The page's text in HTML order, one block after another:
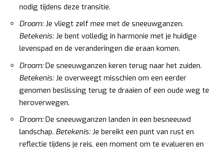
nodig tijdens deze transitie.
Droom:Je vliegt zelf mee met de sneeuwganzen.
Betekenis:Je bent volledig in harmonie met je huidige
levenspad en de veranderingen die eraan komen.
Droom:De sneeuwganzen keren terug naar het zuiden.
Betekenis:Je overweegt misschien om een eerder
genomen beslissing terug te draaien of een oude weg te
heroverwegen.
Droom:De sneeuwganzen landen in een besneeuwd
landschap. Betekenis:Je bereikt een punt van rust en
reflectie tijdens je reis, een moment om te evalueren en